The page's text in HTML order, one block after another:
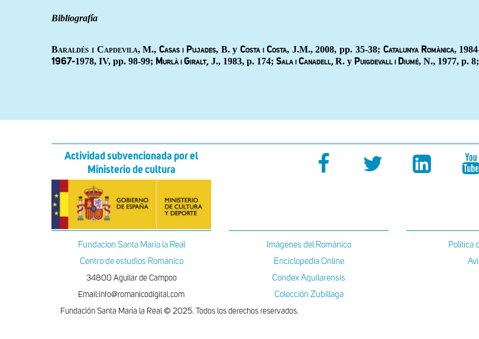
Bibliografía
Baraldés i Capdevila, M.,Casas i Pujades, B. yCosta i Costa, J.M., 2008, pp. 35-38; Catalunya Romànica,
1967-1978, IV, pp. 98-99; Murlà i Giralt, J., 1983, p. 174; Sala i Canadell,R. y Puigdevall i Diumé, N., 1977, p. 8;
Actividad subvencionada por el
Ministerio de cultura
Fundacion Santa Maria la Real
Centro de estudios Románico
34800 Aguilar de Campoo
Email:info@romanicodigital.com
Imágenes del Románico
Enciclopedia Online
Condex Aquilarensis
Colección Zubillaga
Política
Fundación Santa María la Real © 2025. Todos los derechos reservados.